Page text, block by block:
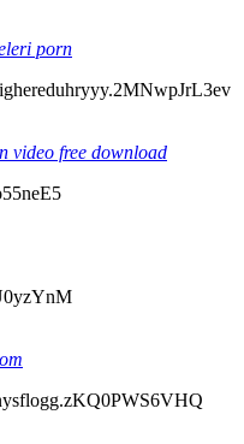
porn
video free download